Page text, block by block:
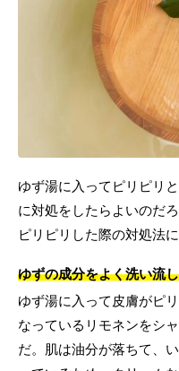
ゆず湯に入ってピリピリ
に対処をしたらよいのだ
ピリピリした際の対処法
ゆずの成分をよく洗い流
ゆず湯に入って皮膚がピ
なっているリモネンをシ
だ。肌は油分が落ちて、